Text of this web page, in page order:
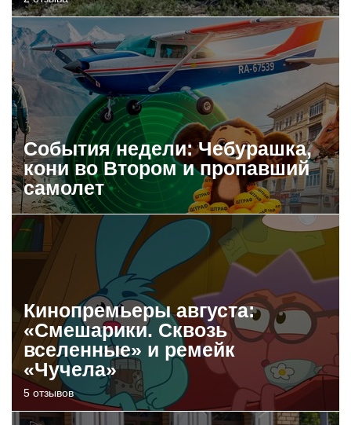
События недели: Чебурашка,
кони во Втором и пропавший
самолет
Кинопремьеры августа:
«Смешарики. Сквозь
вселенные» и ремейк
«Чучела»
5 отзывов